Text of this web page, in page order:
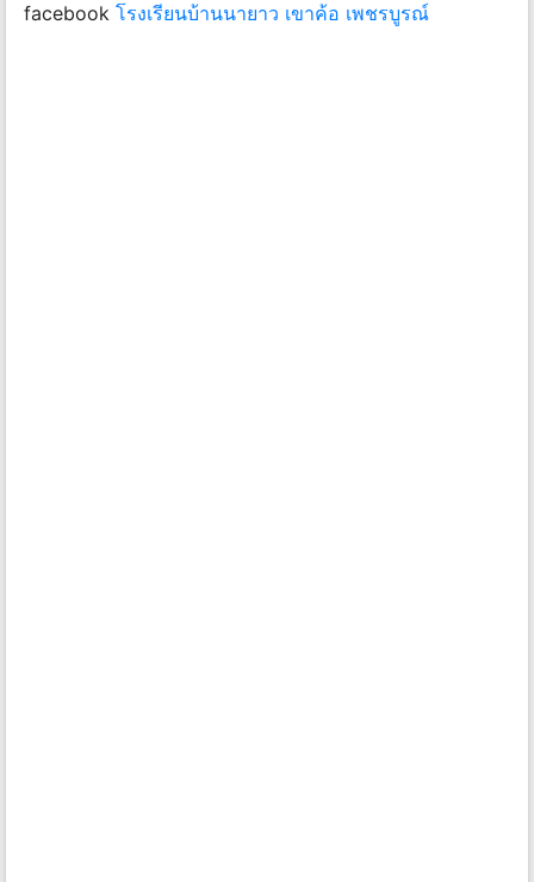
facebook โรงเรียนบ้านนายาว เขาค้อ เพชรบูรณ์